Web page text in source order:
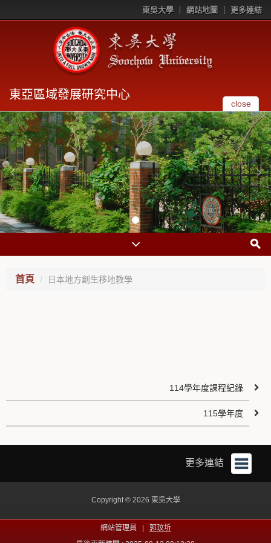
東吳大學 網站地圖 更多連結
東亞區域發展研究中心
close
首頁 日本地方創生移地教學
114學年度課程紀錄
115學年度
更多連結
Copyright © 2026 東吳大學
網站管理員 | 郭玟圻